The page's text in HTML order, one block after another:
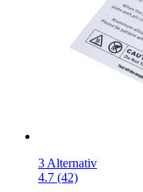
3 Alternativ
4.7 (42)